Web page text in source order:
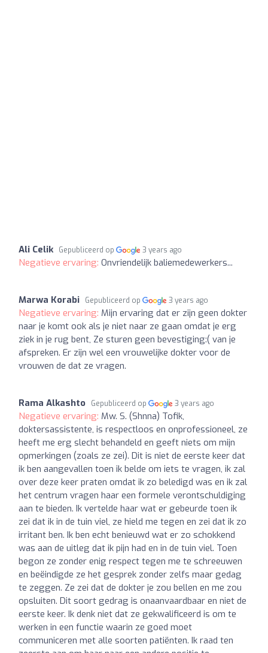
Ali Celik Gepubliceerd op 3 years ago
Negatieve ervaring: Onvriendelijk baliemedewerkers...
Marwa Korabi Gepubliceerd op 3 years ago
Negatieve ervaring: Mijn ervaring dat er zijn geen dokter
naar je komt ook als je niet naar ze gaan omdat je erg
ziek in je rug bent, Ze sturen geen bevestiging:( van je
afspreken. Er zijn wel een vrouwelijke dokter voor de
vrouwen de dat ze vragen.
Rama Alkashto Gepubliceerd op 3 years ago
Negatieve ervaring: Mw. S. (Shnna) Tofik,
doktersassistente, is respectloos en onprofessioneel, ze
heeft me erg slecht behandeld en geeft niets om mijn
opmerkingen (zoals ze zei). Dit is niet de eerste keer dat
ik ben aangevallen toen ik belde om iets te vragen, ik zal
over deze keer praten omdat ik zo beledigd was en ik zal
het centrum vragen haar een formele verontschuldiging
aan te bieden. Ik vertelde haar wat er gebeurde toen ik
zei dat ik in de tuin viel, ze hield me tegen en zei dat ik zo
irritant ben. Ik ben echt benieuwd wat er zo schokkend
was aan de uitleg dat ik pijn had en in de tuin viel. Toen
begon ze zonder enig respect tegen me te schreeuwen
en beëindigde ze het gesprek zonder zelfs maar gedag
te zeggen. Ze zei dat de dokter je zou bellen en me zou
opsluiten. Dit soort gedrag is onaanvaardbaar en niet de
eerste keer. Ik denk niet dat ze gekwalificeerd is om te
werken in een functie waarin ze goed moet
communiceren met alle soorten patiënten. Ik raad ten